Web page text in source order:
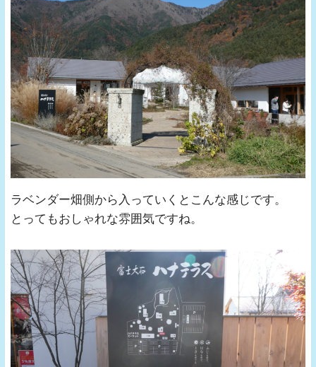
ラベンダー畑側から入っていくとこんな感じです。
とってもおしゃれな雰囲気ですね。